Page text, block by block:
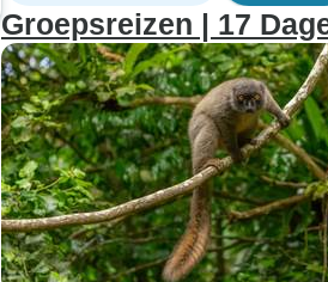
Groepsreizen | 17